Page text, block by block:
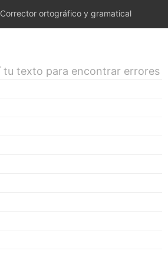
Corrector ortográfico y gramatical